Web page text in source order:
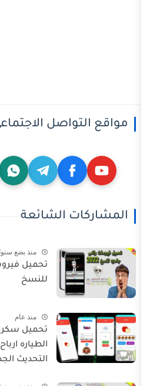
الاجتماعي
الشائعة
منذ بضع سنوات
تحميل فيروسات واتساب جاهزه
للنسخ
منذ عام
تحميل سكربت لعب تفاحة و
الطياره ارباح مضمون 100%
التحديث الجديد